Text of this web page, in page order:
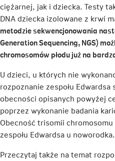
ciężarnej, jak i dziecka. Testy
DNA dziecka izolowane z krwi
metodzie sekwencjonowania
Generation Sequencing, NGS)
chromosomów płodu już na
U dzieci, u których nie
rozpoznanie zespołu
obecności opisanych powyżej
poprzez wykonanie badania
Obecność trisomii
zespołu Edwardsa u noworodka.
Przeczytaj także na temat